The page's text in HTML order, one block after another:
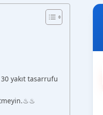
yakıt tasarrufu